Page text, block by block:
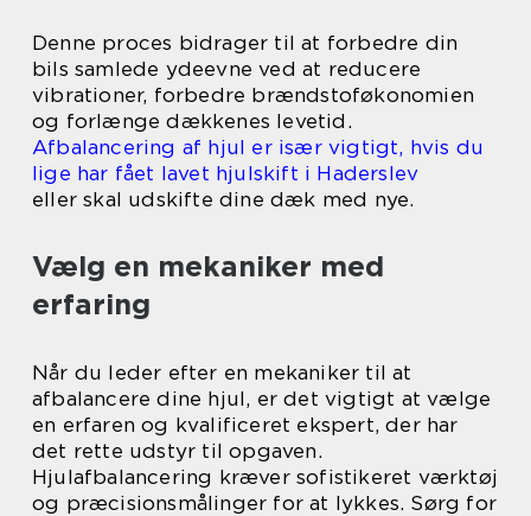
Denne proces bidrager til at forbedre din
bils samlede ydeevne ved at reducere
vibrationer, forbedre brændstoføkonomien
og forlænge dækkenes levetid.
Afbalancering af hjul er især vigtigt, hvis du
lige har fået lavet hjulskift i Haderslev
eller skal udskifte dine dæk med nye.
Vælg en mekaniker med
erfaring
Når du leder efter en mekaniker til at
afbalancere dine hjul, er det vigtigt at vælge
en erfaren og kvalificeret ekspert, der har
det rette udstyr til opgaven.
Hjulafbalancering kræver sofistikeret værktøj
og præcisionsmålinger for at lykkes. Sørg for